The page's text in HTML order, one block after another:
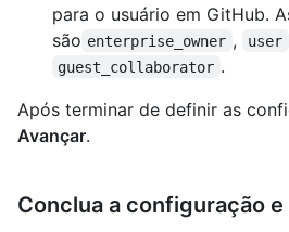
para o usuário em GitHub.
são enterprise_owner , user
guest_collaborator .
Após terminar de definir as
Avançar.
Conclua a configuração